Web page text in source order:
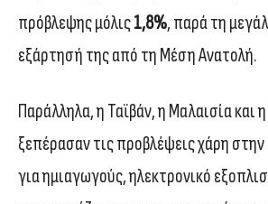
πρόβλεψης μόλις1,8%, παρά τη
εξάρτησή της από τη Μέση Ανατολή.
Παράλληλα, η Ταϊβάν, η Μαλαισία και
ξεπέρασαν τις προβλέψεις χάρη
για ημιαγωγούς, ηλεκτρονικό